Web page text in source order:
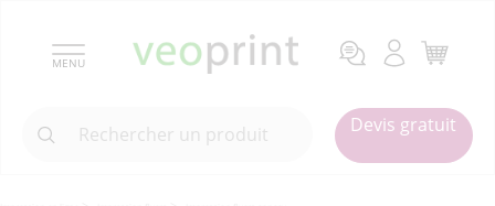
MENU
Devis gratuit